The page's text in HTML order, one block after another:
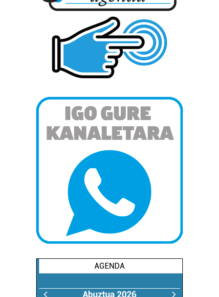
AGENDA
Abuztua 2026